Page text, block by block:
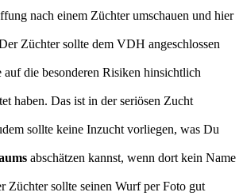
nach einem Züchter umschauen und hier
Züchter sollte dem VDH angeschlossen
auf die besonderen Risiken hinsichtlich
haben. Das ist in der seriösen Zucht
sollte keine Inzucht vorliegen, was Du
abschätzen kannst, wenn dort kein Name
Züchter sollte seinen Wurf per Foto gut